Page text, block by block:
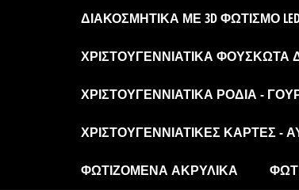
ΔΙΑΚΟΣΜΗΤΙΚΆ ΜΕ 3D ΦΩΤΙΣΜΌ
ΧΡΙΣΤΟΥΓΕΝΝΙΆΤΙΚΑ ΦΟΥΣΚΩΤΆ
ΧΡΙΣΤΟΥΓΕΝΝΙΆΤΙΚΑ ΡΌΔΙΑ -
ΧΡΙΣΤΟΥΓΕΝΝΙΆΤΙΚΕΣ ΚΆΡΤΕΣ -
ΦΩΤΙΖΌΜΕΝΑ ΑΚΡΥΛΙΚΆ